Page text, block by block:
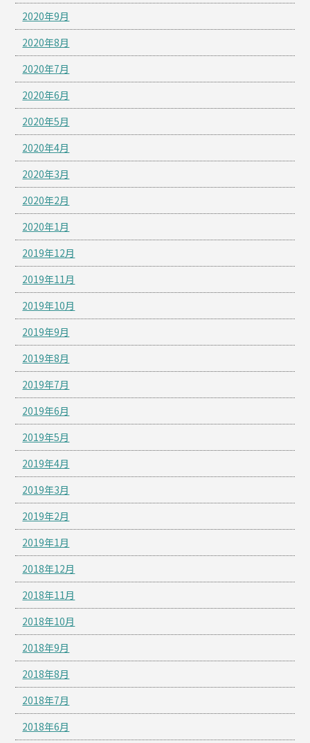
2020年9月
2020年8月
2020年7月
2020年6月
2020年5月
2020年4月
2020年3月
2020年2月
2020年1月
2019年12月
2019年11月
2019年10月
2019年9月
2019年8月
2019年7月
2019年6月
2019年5月
2019年4月
2019年3月
2019年2月
2019年1月
2018年12月
2018年11月
2018年10月
2018年9月
2018年8月
2018年7月
2018年6月